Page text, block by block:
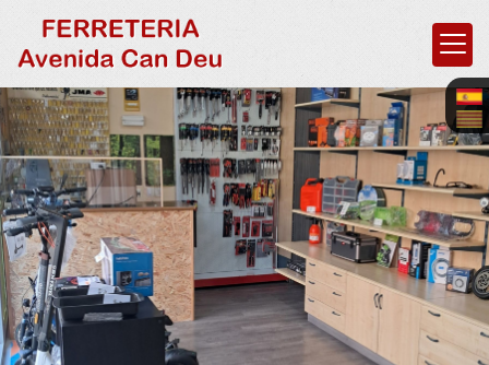
Ferretería en